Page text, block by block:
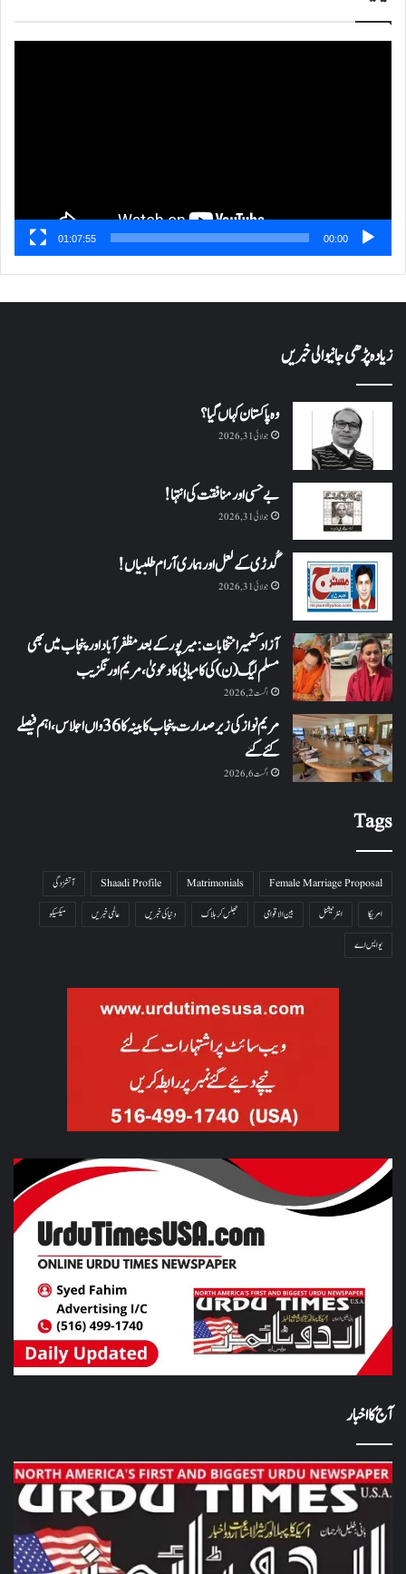
00:00
01:07:55
زیادہ پڑھی جانیوالی خبریں
وہ پاکستان کہاں گیا؟
جولائی 31, 2026
بے حسی اور منافقت کی انتہا !
جولائی 31, 2026
گُدڑی کے لعل اور ہماری آرام طلبیاں!
جولائی 31, 2026
آزاد کشمیر انتخابات: میرپور کے بعد مظفرآباد اور پنجاب میں بھی
مسلم لیگ (ن) کی کامیابی کا دعویٰ، مریم اورنگزیب
اگست 2, 2026
مریم نواز کی زیر صدارت پنجاب کابینہ کا 36واں اجلاس،اہم فیصلے
کئے گئے
اگست 6, 2026
Tags
Female Marriage Proposal
Matrimonials
Shaadi Profile
آتشزدگی
امریکا
انٹرنیشنل بین الاقوامی جھلس کر ہلاک دنیا کی خبریں عالمی خبریں
میکسیکو
یو ایس اے
آج کا اخبار